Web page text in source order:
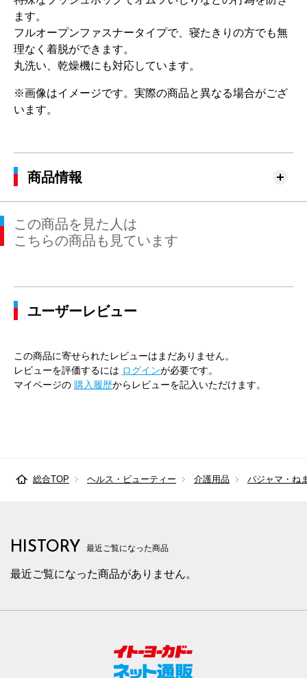
ます。
フルオープンファスナータイプで、寝たきりの方でも無
理なく着脱ができます。
丸洗い、乾燥機にも対応しています。
※画像はイメージです。実際の商品と異なる場合がござ
います。
商品情報
この商品を見た人は
こちらの商品も見ています
ユーザーレビュー
この商品に寄せられたレビューはまだありません。
レビューを評価するには ログインが必要です。
マイページの 購入履歴からレビューを記入いただけます。
総合TOP ヘルス・ビューティー 介護用品 パジャマ・ね
HISTORY 最近ご覧になった商品
最近ご覧になった商品がありません。